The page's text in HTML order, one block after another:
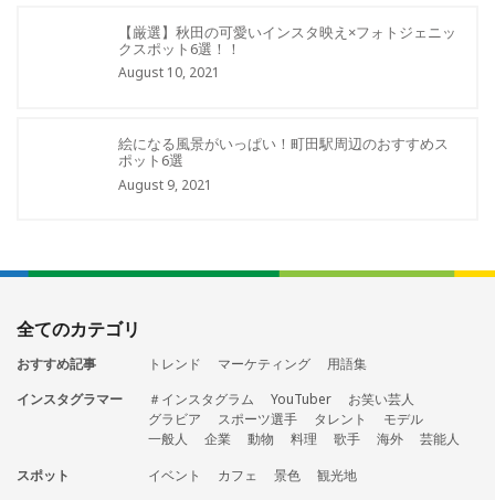
【厳選】秋田の可愛いインスタ映え×フォトジェニッ
クスポット6選！！
August 10, 2021
絵になる風景がいっぱい！町田駅周辺のおすすめス
ポット6選
August 9, 2021
全てのカテゴリ
おすすめ記事 トレンド マーケティング
用語集
インスタグラマー
＃インスタグラム YouTuber
お笑い芸人
グラビア
スポーツ選手 タレント
モデル
一般人
企業 動物 料理 歌手 海外
芸能人
スポット
イベント カフェ 景色
観光地